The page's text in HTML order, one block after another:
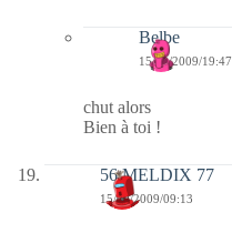
Belbe
15/09/2009/19:47
chut alors
Bien à toi !
56 MELDIX 77
15/09/2009/09:13